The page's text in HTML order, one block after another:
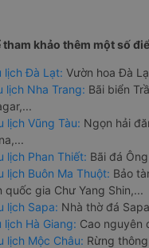
tham khảo thêm một số
lịch Đà Lạt: Vườn hoa Đà
lịch Nha Trang: Bãi biển
lịch Vũng Tàu: Ngọn hải
lịch Phan Thiết: Bãi đá
lịch Buôn Ma Thuột: Bảo
quốc gia Chư Yang Shin,...
lịch Sapa: Nhà thờ đá
lịch Hà Giang: Cao nguyên
lịch Mộc Châu: Rừng